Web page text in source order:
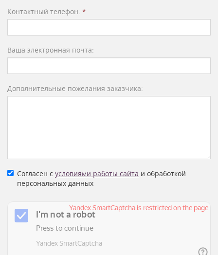
Контактный телефон: *
Ваша электронная почта:
Дополнительные пожелания заказчика:
Согласен с условиями работы сайта и обработкой
персональных данных